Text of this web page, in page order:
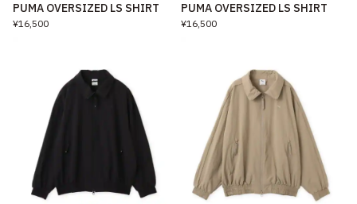
PUMA OVERSIZED LS SHIRT
¥16,500
PUMA OVERSIZED LS SHIRT
¥16,500